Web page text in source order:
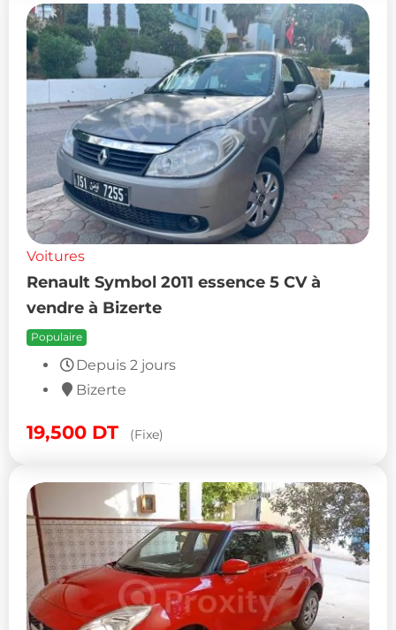
Voitures
Renault Symbol 2011 essence 5 CV à
vendre à Bizerte
Populaire
Depuis 2 jours
Bizerte
19,500 DT (Fixe)